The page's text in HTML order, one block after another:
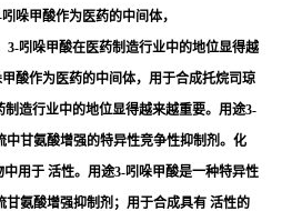
哚甲酸作为医药的中间体，
3-吲哚甲酸在医药制造行业中的地位显得越
酸作为医药的中间体，用于合成托烷司琼
造行业中的地位显得越来越重要。用途3-
中甘氨酸增强的特异性竞争性抑制剂。化
用于 活性。用途3-吲哚甲酸是一种特异性
氨酸增强抑制剂；用于合成具有 活性的